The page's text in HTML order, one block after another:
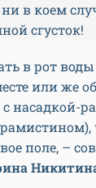
в коем
сгусток!
в рот
или же
насадкой-
поле, –